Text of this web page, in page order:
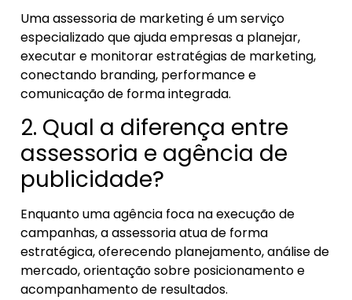
Uma assessoria de marketing é um serviço
especializado que ajuda empresas a planejar,
executar e monitorar estratégias de marketing,
conectando branding, performance e
comunicação de forma integrada.
2. Qual a diferença entre
assessoria e agência de
publicidade?
Enquanto uma agência foca na execução de
campanhas, a assessoria atua de forma
estratégica, oferecendo planejamento, análise de
mercado, orientação sobre posicionamento e
acompanhamento de resultados.